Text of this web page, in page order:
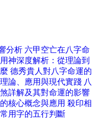
分析 六甲空亡在八字命
神深度解析：從理論到
德秀貴人對八字命運的
論、應用與現代實踐 八
詳解及其對命運的影響
核心概念與應用 殺印相
用字的五行判斷